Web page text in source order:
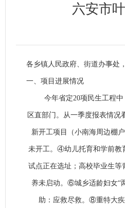
六安市
各乡镇人民政府、街道办事处
一、项目进展情况
今年省定20项民生工程
区直部门。从一季度报表情
新开工项目（小南海周边棚
未开工。④幼儿托育和学前教
试点正在选址；高校毕业生等
养未启动。⑥城乡适龄妇女“
助：应救尽救。⑧重特大